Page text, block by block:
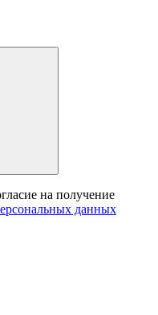
на получение
данных